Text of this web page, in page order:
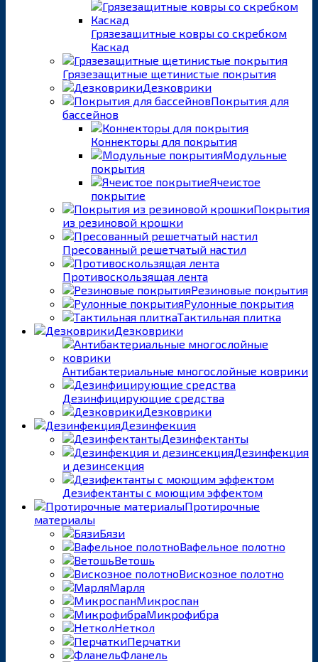
Грязезащитные ковры со скребком
Каскад
Грязезащитные щетинистые покрытия
Дезковрики
Покрытия для
бассейнов
Коннекторы для покрытия
Модульные
покрытия
Ячеистое
покрытие
Покрытия
из резиновой крошки
Пресованный решетчатый настил
Противоскользящая лента
Резиновые покрытия
Рулонные покрытия
Тактильная плитка
Дезковрики
Антибактериальные многослойные коврики
Дезинфицирующие средства
Дезковрики
Дезинфекция
Дезинфектанты
Дезинфекция
и дезинсекция
Дезифектанты с моющим эффектом
Протирочные
материалы
Бязи
Вафельное полотно
Ветошь
Вискозное полотно
Марля
Микроспан
Микрофибра
Неткол
Перчатки
Фланель